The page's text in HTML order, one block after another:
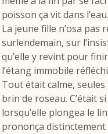
poisson ça vit dans
La jeune fille n’osa pas
surlendemain, sur
qu’elle y revint pour
l’étang immobile
Tout était calme,
brin de roseau. C’était
lorsqu’elle plongea le
prononça distinctement